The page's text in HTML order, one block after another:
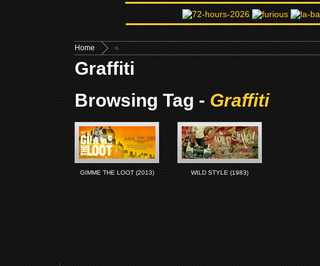
Home »
Graffiti
Browsing Tag -Graffiti
GIMME THE LOOT (2013) WILD STYLE (1983)